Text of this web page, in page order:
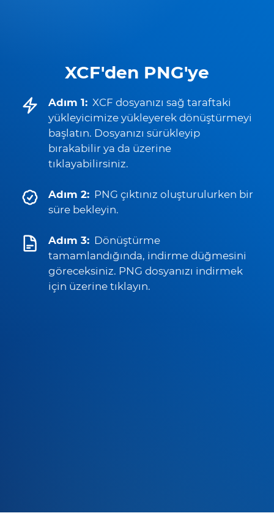
XCF'den PNG'ye
Adım 1: XCF dosyanızı sağ taraftaki
yükleyicimize yükleyerek dönüştürmeyi
başlatın. Dosyanızı sürükleyip
bırakabilir ya da üzerine
tıklayabilirsiniz.
Adım 2: PNG çıktınız oluşturulurken bir
süre bekleyin.
Adım 3: Dönüştürme
tamamlandığında, indirme düğmesini
göreceksiniz. PNG dosyanızı indirmek
için üzerine tıklayın.